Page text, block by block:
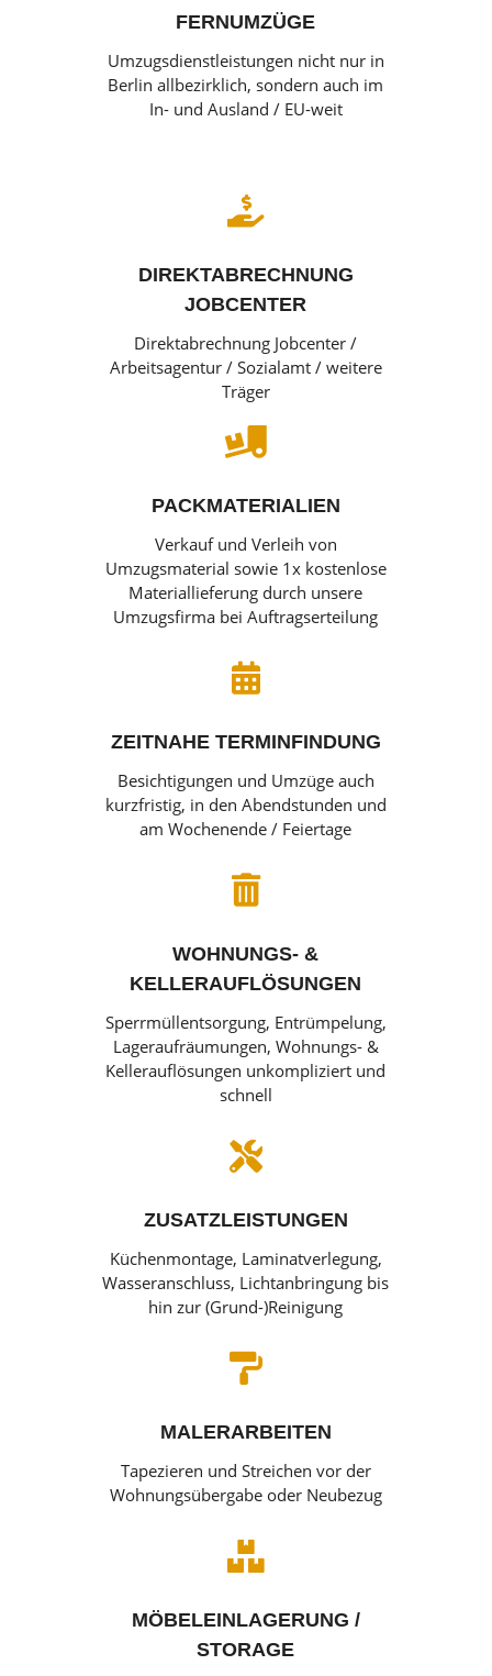
FERNUMZÜGE
Umzugsdienstleistungen nicht nur in
Berlin allbezirklich, sondern auch im
In- und Ausland / EU-weit

DIREKTABRECHNUNG
JOBCENTER
Direktabrechnung Jobcenter /
Arbeitsagentur / Sozialamt / weitere
Träger

PACKMATERIALIEN
Verkauf und Verleih von
Umzugsmaterial sowie 1x kostenlose
Materiallieferung durch unsere
Umzugsfirma bei Auftragserteilung

ZEITNAHE TERMINFINDUNG
Besichtigungen und Umzüge auch
kurzfristig, in den Abendstunden und
am Wochenende / Feiertage

WOHNUNGS- &
KELLERAUFLÖSUNGEN
Sperrmüllentsorgung, Entrümpelung,
Lageraufräumungen, Wohnungs- &
Kellerauflösungen unkompliziert und
schnell

ZUSATZLEISTUNGEN
Küchenmontage, Laminatverlegung,
Wasseranschluss, Lichtanbringung bis
hin zur (Grund-)Reinigung

MALERARBEITEN
Tapezieren und Streichen vor der
Wohnungsübergabe oder Neubezug

MÖBELEINLAGERUNG /
STORAGE